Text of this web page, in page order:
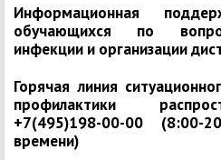
Информационная
обучающихся по
инфекции и организации
Горячая линия
профилактики
+7(495)198-00-00 (8:00-
времени)